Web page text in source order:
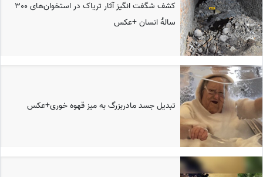
کشف شگفت انگیز آثار تریاک در استخوان‌های 300
سالۀ انسان +عکس
تبدیل جسد مادربزرگ به میز قهوه خوری+عکس